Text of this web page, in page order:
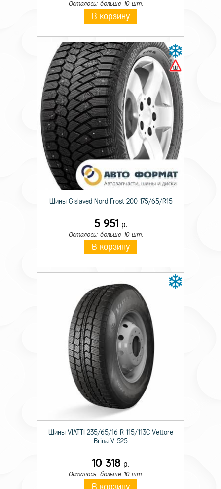
Осталось: больше 10 шт.
В корзину
Шины Gislaved Nord Frost 200 175/65/R15
5 951 р.
Осталось: больше 10 шт.
В корзину
Шины VIATTI 235/65/16 R 115/113C Vettore
Brina V-525
10 318 р.
Осталось: больше 10 шт.
В корзину